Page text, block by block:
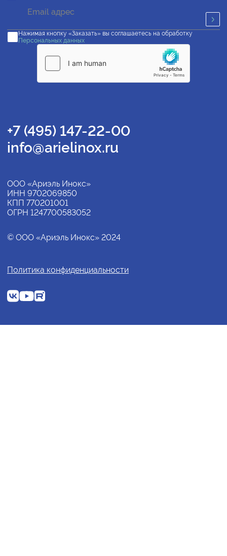
Нажимая кнопку «Заказать» вы соглашаетесь на обработку
Персональных данных
+7 (495) 147-22-00
info@arielinox.ru
ООО «Ариэль Инокс»
ИНН 9702069850
КПП 770201001
ОГРН 1247700583052
© ООО «Ариэль Инокс» 2024
Политика конфиденциальности